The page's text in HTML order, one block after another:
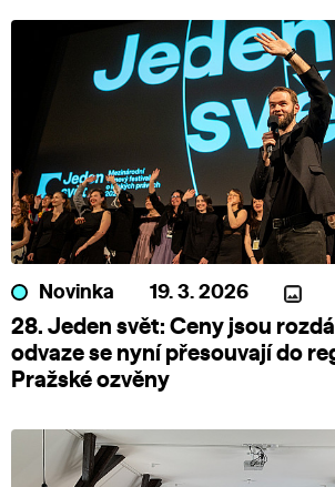
Novinka 19. 3. 2026
28. Jeden svět: Ceny jsou
odvaze se nyní přesouvají do
Pražské ozvěny